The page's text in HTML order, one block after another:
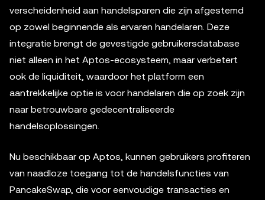
verscheidenheid aan handelsparen die zijn afgestemd
op zowel beginnende als ervaren handelaren. Deze
integratie brengt de gevestigde gebruikersdatabase
niet alleen in het Aptos-ecosysteem, maar verbetert
ook de liquiditeit, waardoor het platform een
aantrekkelijke optie is voor handelaren die op zoek zijn
naar betrouwbare gedecentraliseerde
handelsoplossingen.
Nu beschikbaar op Aptos, kunnen gebruikers profiteren
van naadloze toegang tot de handelsfuncties van
PancakeSwap, die voor eenvoudige transacties en